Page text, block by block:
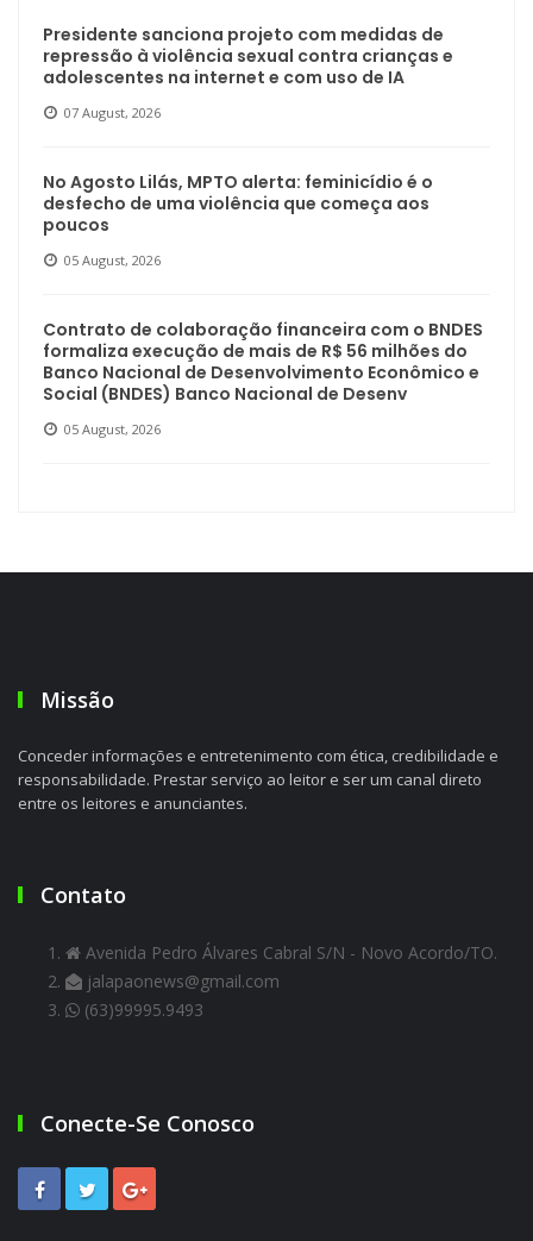
Presidente sanciona projeto com medidas de
repressão à violência sexual contra crianças e
adolescentes na internet e com uso de IA
07 August, 2026
No Agosto Lilás, MPTO alerta: feminicídio é o
desfecho de uma violência que começa aos
poucos
05 August, 2026
Contrato de colaboração financeira com o BNDES
formaliza execução de mais de R$ 56 milhões do
Banco Nacional de Desenvolvimento Econômico e
Social (BNDES) Banco Nacional de Desenv
05 August, 2026
Missão
Conceder informações e entretenimento com ética, credibilidade e
responsabilidade. Prestar serviço ao leitor e ser um canal direto
entre os leitores e anunciantes.
Contato
Avenida Pedro Álvares Cabral S/N - Novo Acordo/TO.
jalapaonews@gmail.com
(63)99995.9493
Conecte-Se Conosco